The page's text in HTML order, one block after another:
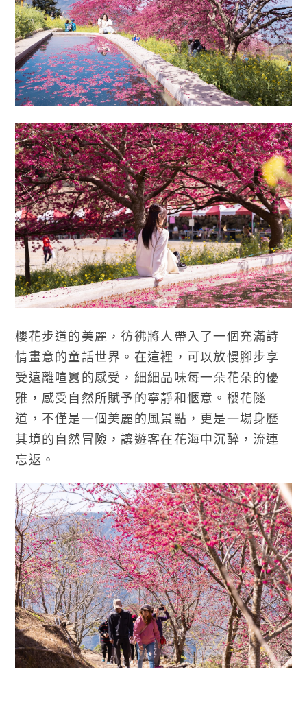
櫻花步道的美麗，彷彿將人帶入了一個充滿詩
情畫意的童話世界。在這裡，可以放慢腳步享
受遠離喧囂的感受，細細品味每一朵花朵的優
雅，感受自然所賦予的寧靜和愜意。櫻花隧
道，不僅是一個美麗的風景點，更是一場身歷
其境的自然冒險，讓遊客在花海中沉醉，流連
忘返。